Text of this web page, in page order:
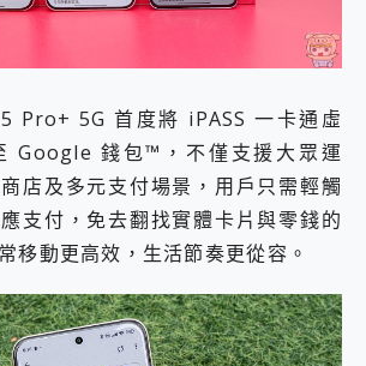
Pro+ 5G 首度將 iPASS 一卡通虛
Google 錢包™，不僅支援大眾運
店及多元支付場景，用戶只需輕觸
支付，免去翻找實體卡片與零錢的
移動更高效，生活節奏更從容。